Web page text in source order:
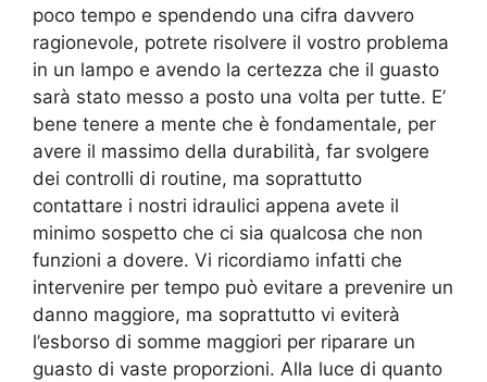
poco tempo e spendendo una cifra davvero
ragionevole, potrete risolvere il vostro problema
in un lampo e avendo la certezza che il guasto
sarà stato messo a posto una volta per tutte. E’
bene tenere a mente che è fondamentale, per
avere il massimo della durabilità, far svolgere
dei controlli di routine, ma soprattutto
contattare i nostri idraulici appena avete il
minimo sospetto che ci sia qualcosa che non
funzioni a dovere. Vi ricordiamo infatti che
intervenire per tempo può evitare a prevenire un
danno maggiore, ma soprattutto vi eviterà
l’esborso di somme maggiori per riparare un
guasto di vaste proporzioni. Alla luce di quanto